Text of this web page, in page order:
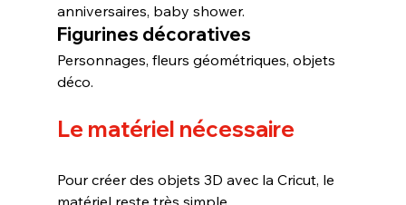
anniversaires, baby shower.
Figurines décoratives
Personnages, fleurs géométriques, objets
déco.
Le matériel nécessaire
Pour créer des objets 3D avec la Cricut, le
matériel reste très simple.